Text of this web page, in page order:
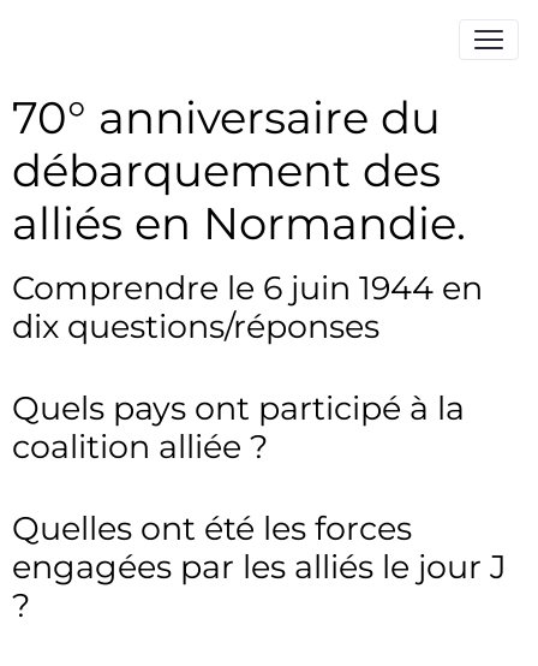
70° anniversaire du
débarquement des
alliés en Normandie.
Comprendre le 6 juin 1944 en
dix questions/réponses
Quels pays ont participé à la
coalition alliée ?
Quelles ont été les forces
engagées par les alliés le jour J
?